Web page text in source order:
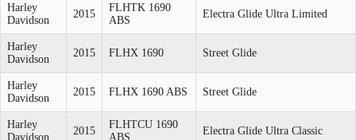
Harley
Davidson
2015
FLHTK 1690
ABS
Electra Glide Ultra Limited
Harley
Davidson
2015 FLHX 1690 Street Glide
Harley
Davidson
2015 FLHX 1690 ABS Street Glide
Harley
Davidson
2015
FLHTCU 1690
ABS
Electra Glide Ultra Classic